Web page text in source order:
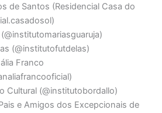
de Santos (Residencial Casa do
(@institutofutdelas)
Franco
Cultural (@institutobordallo)
e Amigos dos Excepcionais de